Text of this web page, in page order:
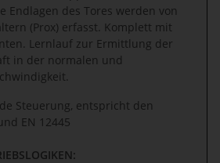
Endlagen des Tores werden von
(Prox) erfasst. Komplett mit
Lernlauf zur Ermittlung der
in der normalen und
Steuerung, entspricht den
EN 12445